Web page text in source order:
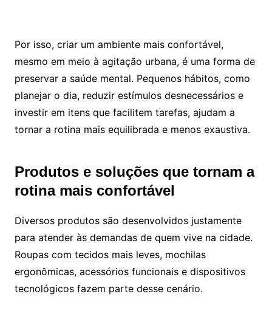
Por isso, criar um ambiente mais confortável,
mesmo em meio à agitação urbana, é uma forma de
preservar a saúde mental. Pequenos hábitos, como
planejar o dia, reduzir estímulos desnecessários e
investir em itens que facilitem tarefas, ajudam a
tornar a rotina mais equilibrada e menos exaustiva.
Produtos e soluções que tornam a
rotina mais confortável
Diversos produtos são desenvolvidos justamente
para atender às demandas de quem vive na cidade.
Roupas com tecidos mais leves, mochilas
ergonômicas, acessórios funcionais e dispositivos
tecnológicos fazem parte desse cenário.